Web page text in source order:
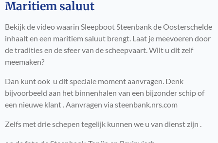
Maritiem saluut
Bekijk de video waarin Sleepboot Steenbank de Oosterschelde
inhaalt en een maritiem saluut brengt. Laat je meevoeren door
de tradities en de sfeer van de scheepvaart. Wilt u dit zelf
meemaken?
Dan kunt ook u dit speciale moment aanvragen. Denk
bijvoorbeeld aan het binnenhalen van een bijzonder schip of
een nieuwe klant . Aanvragen via steenbank.nrs.com
Zelfs met drie schepen tegelijk kunnen we u van dienst zijn .